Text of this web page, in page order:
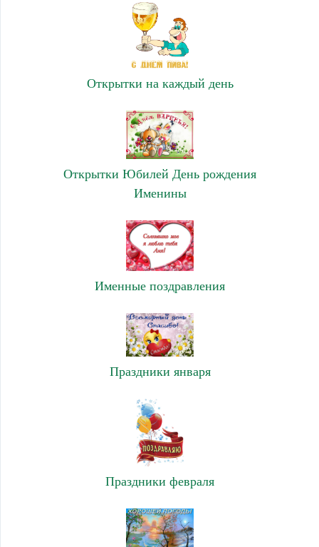
Открытки на каждый день
Открытки Юбилей День рождения
Именины
Именные поздравления
Праздники января
Праздники февраля